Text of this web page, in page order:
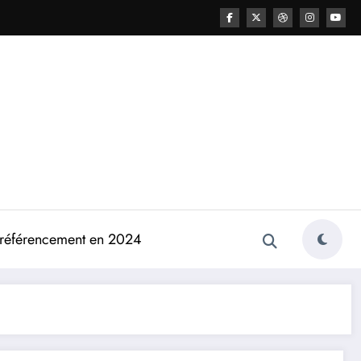
en 2024